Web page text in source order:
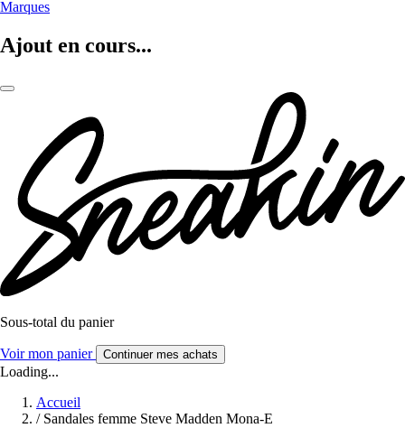
Marques
Ajout en cours...
Sous-total du panier
Voir mon panier Continuer mes achats
Loading...
Accueil
/ Sandales femme Steve Madden Mona-E